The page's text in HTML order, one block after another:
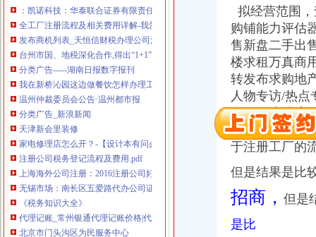
全工厂注册流程及相关费用详解-我爱铺网
发布商机列表_天恒信财税办理公司注册,代理记账【今日推荐网-分类
台州市国、地税深化合作,得出“1+1”三种答案_宁波频道_凤凰网
分类广告-----湖南日报数字报刊
我在新桥沁园这边做餐饮怎样办理工商执照_百度知道
温州仲裁委员会公告·温州都市报
分类广告_新浪新闻
天津新会里装修
家电修理店怎么开？-【设计本有问必答】
注册公司税务登记流程及费用.pdf
上海海外公司注册：2016注册公司好的选择-上海爱问分类
无锡市场：南长区五爱路代办公司证件税务登记公司注册代理记账
《税务知识大全》
代理记账_常州银通代理记账价格|代理记账_常州银通代理记账型号规格
北京市门头沟区为民服务中心
800元起优惠注册各区公司批增值税-上海58同城
拟经营范围
购铺能力评估
售新盘二手出
楼求租万真商
转发布求购地
人物专访/热点
全工厂注册流
户，股东章、
于注册工厂的
但是结果是比
招商， 但是
是比